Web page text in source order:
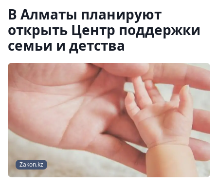
В Алматы планируют
открыть Центр поддержки
семьи и детства
Zakon.kz